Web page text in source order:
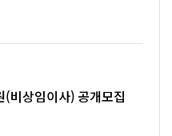
비상임이사) 공개모집